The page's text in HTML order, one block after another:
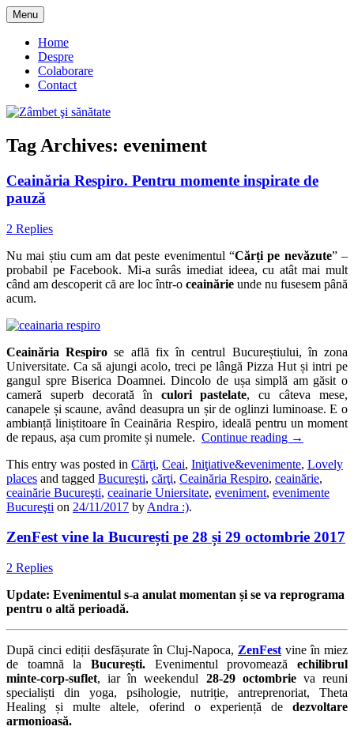
Skip
to
content
Zâmbet şi sănătate
Menu
Home
Despre
Colaborare
Contact
Tag Archives: eveniment
Ceainăria Respiro. Pentru momente inspirate de
pauză
2 Replies
Nu mai știu cum am dat peste evenimentul “Cărți pe nevăzute” –
probabil pe Facebook. Mi-a surâs imediat ideea, cu atât mai mult
când am descoperit că are loc într-o ceainărie unde nu fusesem până
acum.
Ceainăria Respiro se află fix în centrul Bucureștiului, în zona
Universitate. Ca să ajungi acolo, treci pe lângă Pizza Hut și intri pe
gangul spre Biserica Doamnei. Dincolo de ușa simplă am găsit o
cameră superb decorată în culori pastelate, cu câteva mese,
canapele și scaune, având deasupra un șir de oglinzi luminoase. E o
ambianță liniștitoare în Ceainăria Respiro, ideală pentru un moment
de repaus, așa cum promite și numele. Continue reading →
This entry was posted in Cărţi, Ceai, Iniţiative&evenimente, Lovely
places and tagged Bucureşti, cărţi, Ceainăria Respiro, ceainărie,
ceainărie Bucureşti, ceainarie Uniersitate, eveniment, evenimente
Bucureşti on 24/11/2017 by Andra :).
ZenFest vine la București pe 28 și 29 octombrie 2017
2 Replies
Update: Evenimentul s-a anulat momentan și se va reprograma
pentru o altă perioadă.
După cinci ediții desfășurate în Cluj-Napoca, ZenFest vine în miez
de toamnă la București. Evenimentul provomează echilibrul
minte-corp-suflet, iar în weekendul 28-29 octombrieva reuni
specialiști din yoga, psihologie, nutriție, antreprenoriat, Theta
Healing și multe altele, oferind o experiență de dezvoltare
armonioasă.